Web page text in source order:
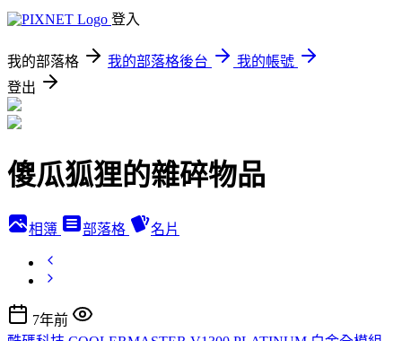
登入
我的部落格 我的部落格後台
我的帳號
登出
傻瓜狐狸的雜碎物品
相簿 部落格 名片
7年前